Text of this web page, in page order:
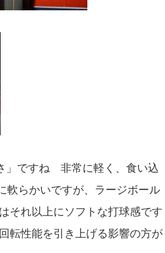
」ですね 非常に軽く、食い込
らかいですが、ラージボール
それ以上にソフトな打球感です
転性能を引き上げる影響の方が